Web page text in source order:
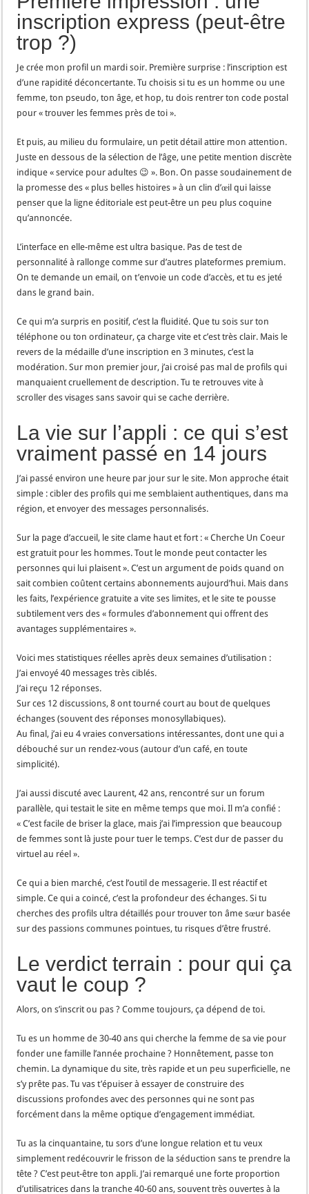
inscription express (peut-être
trop ?)
Je crée mon profil un mardi soir. Première surprise : l’inscription est
d’une rapidité déconcertante. Tu choisis si tu es un homme ou une
femme, ton pseudo, ton âge, et hop, tu dois rentrer ton code postal
pour « trouver les femmes près de toi ».
Et puis, au milieu du formulaire, un petit détail attire mon attention.
Juste en dessous de la sélection de l’âge, une petite mention discrète
indique « service pour adultes 😉 ». Bon. On passe soudainement de
la promesse des « plus belles histoires » à un clin d’œil qui laisse
penser que la ligne éditoriale est peut-être un peu plus coquine
qu’annoncée.
L’interface en elle-même est ultra basique. Pas de test de
personnalité à rallonge comme sur d’autres plateformes premium.
On te demande un email, on t’envoie un code d’accès, et tu es jeté
dans le grand bain.
Ce qui m’a surpris en positif, c’est la fluidité. Que tu sois sur ton
téléphone ou ton ordinateur, ça charge vite et c’est très clair. Mais le
revers de la médaille d’une inscription en 3 minutes, c’est la
modération. Sur mon premier jour, j’ai croisé pas mal de profils qui
manquaient cruellement de description. Tu te retrouves vite à
scroller des visages sans savoir qui se cache derrière.
La vie sur l’appli : ce qui s’est
vraiment passé en 14 jours
J’ai passé environ une heure par jour sur le site. Mon approche était
simple : cibler des profils qui me semblaient authentiques, dans ma
région, et envoyer des messages personnalisés.
Sur la page d’accueil, le site clame haut et fort : « Cherche Un Coeur
est gratuit pour les hommes. Tout le monde peut contacter les
personnes qui lui plaisent ». C’est un argument de poids quand on
sait combien coûtent certains abonnements aujourd’hui. Mais dans
les faits, l’expérience gratuite a vite ses limites, et le site te pousse
subtilement vers des « formules d’abonnement qui offrent des
avantages supplémentaires ».
Voici mes statistiques réelles après deux semaines d’utilisation :
J’ai envoyé 40 messages très ciblés.
J’ai reçu 12 réponses.
Sur ces 12 discussions, 8 ont tourné court au bout de quelques
échanges (souvent des réponses monosyllabiques).
Au final, j’ai eu 4 vraies conversations intéressantes, dont une qui a
débouché sur un rendez-vous (autour d’un café, en toute
simplicité).
J’ai aussi discuté avec Laurent, 42 ans, rencontré sur un forum
parallèle, qui testait le site en même temps que moi. Il m’a confié :
« C’est facile de briser la glace, mais j’ai l’impression que beaucoup
de femmes sont là juste pour tuer le temps. C’est dur de passer du
virtuel au réel ».
Ce qui a bien marché, c’est l’outil de messagerie. Il est réactif et
simple. Ce qui a coincé, c’est la profondeur des échanges. Si tu
cherches des profils ultra détaillés pour trouver ton âme sœur basée
sur des passions communes pointues, tu risques d’être frustré.
Le verdict terrain : pour qui ça
vaut le coup ?
Alors, on s’inscrit ou pas ? Comme toujours, ça dépend de toi.
Tu es un homme de 30-40 ans qui cherche la femme de sa vie pour
fonder une famille l’année prochaine ? Honnêtement, passe ton
chemin. La dynamique du site, très rapide et un peu superficielle, ne
s’y prête pas. Tu vas t’épuiser à essayer de construire des
discussions profondes avec des personnes qui ne sont pas
forcément dans la même optique d’engagement immédiat.
Tu as la cinquantaine, tu sors d’une longue relation et tu veux
simplement redécouvrir le frisson de la séduction sans te prendre la
tête ? C’est peut-être ton appli. J’ai remarqué une forte proportion
d’utilisatrices dans la tranche 40-60 ans, souvent très ouvertes à la